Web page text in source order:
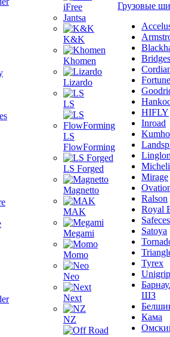
iFree
Jantsa
K&K
Khomen
Lizardo
LS
LS
FlowForming
LS Forged
Magnetto
MAK
Megami
Momo
Neo
Next
NZ
Грузовые
Fortune
HIFLY
Inroad
Kumho
Mirage
Ralson
Royal
Satoya
Tyrex
Unigrip
ШЗ
Кама